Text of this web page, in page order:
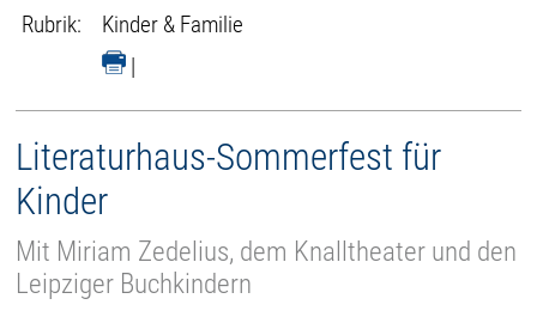
Rubrik:
Kinder & Familie
|
Literaturhaus-Sommerfest für
Kinder
Mit Miriam Zedelius, dem Knalltheater und den
Leipziger Buchkindern